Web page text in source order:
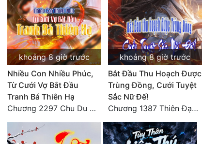
khoảng 8 giờ trước
Nhiều Con Nhiều Phúc,
Từ Cưới Vợ Bắt Đầu
Tranh Bá Thiên Hạ
Chương 2297 Chu Du Du mang thai
khoảng 8 giờ trước
Bắt Đầu Thu Hoạch Được
Trùng Đồng, Cưới Tuyệt
Sắc Nữ Đế!
Chương 1387 Thiên Đạo đắc ý